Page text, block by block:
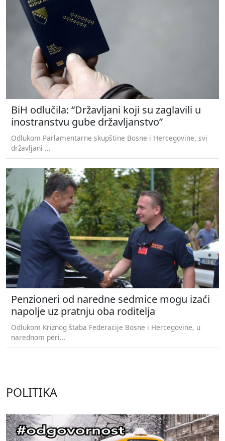
BiH odlučila: “Državljani koji su zaglavili u
inostranstvu gube državljanstvo”
Odlukom Parlamentarne skupštine Bosne i Hercegovine, svi
državljani ...
Penzioneri od naredne sedmice mogu izaći
napolje uz pratnju oba roditelja
Odlukom Kriznog štaba Federacije Bosne i Hercegovine, u
narednom peri...
POLITIKA